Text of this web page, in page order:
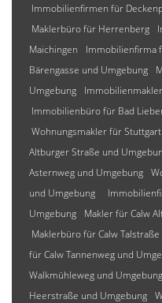
Immobilienfirmen für
Maklerbüro für Herrenberg
Maichingen
Immobilienfirma
Bärengasse und Umgebung
Umgebung
Immobilienbüro für Bad
Wohnungsmakler für
Altburger Straße und
Asternweg und Umgebung
und Umgebung
Umgebung
Makler für Calw
Maklerbüro für Calw
für Calw Tannenweg und
Walkmühleweg und Umgebung
Heerstraße und Umgebung